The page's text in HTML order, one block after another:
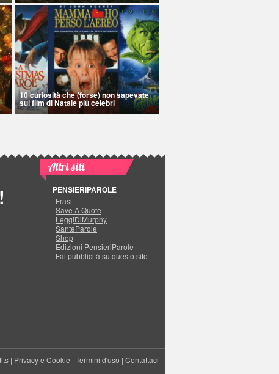
10 curiosità che (forse) non sapevate
sui film di Natale più celebri
Altri siti
PENSIERIPAROLE
Frasi
Save A Quote
LeggiDiMurphy
SanteParole
Shop
Edizioni PensieriParole
Fai pubblicità su questo sito
| Privacy e Cookie | Termini d'uso | Contattaci